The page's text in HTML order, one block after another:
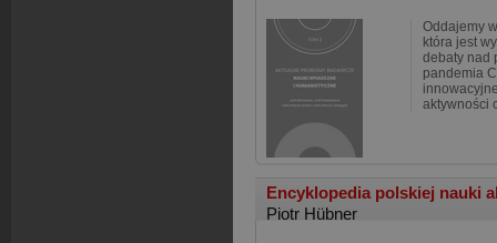
Oddajemy
która jest
debaty nad
pandemia
aktywności
Encyklopedia polskiej nauki
Piotr Hübner